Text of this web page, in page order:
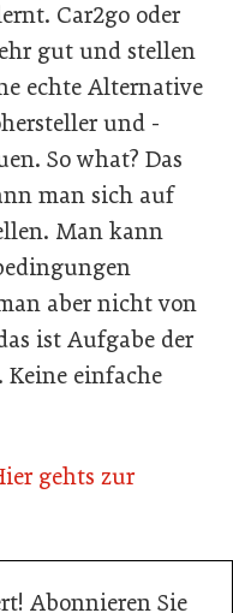
Car2go oder
gut und stellen
echte Alternative
und -
So what? Das
man sich auf
Man kann
aber nicht von
ist Aufgabe der
Keine einfache
gehts zur
Abonnieren Sie